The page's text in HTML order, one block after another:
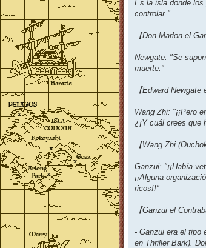
Es la isla donde
controlar."
【Don Marlon el
Newgate: "Se
muerte."
【Edward
Wang Zhi: "¡¡Pero
¿¡Y cuál crees que
【Wang Zhi
Ganzui: "¡¡Había
¡¡Alguna
ricos!!"
【Ganzui el
- Ganzui era el tipo
en Thriller Bark).